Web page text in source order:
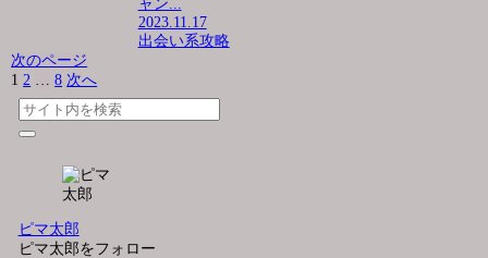
ャン...
2023.11.17
出会い系攻略
次のページ
1 2 … 8 次へ
ピマ太郎
ピマ太郎をフォロー